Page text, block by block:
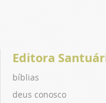
Editora
bíblias
deus conosco